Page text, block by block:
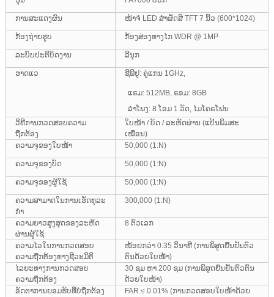
ການສະແດງຜົນ ໜ້າຈໍ LED ສຳຜັດສີ TFT 7 ນິ້ວ (600*1024)
ກ້ອງຖ່າຍຮູບ ກ້ອງສ່ອງທາງໄກ WDR @ 1MP
ລະບົບປະຕິບັດງານ ລີນຸກ
ຮາດແວ ຊີພີຢູ: ຄູ່ແກນ 1GHz,
ແຣມ: 512MB, ຣອມ: 8GB
ລຳໂພງ: 8 ໂອມ 1 ວັດ, ໄມໂຄຣໂຟນ
ວິທີການກວດສອບຄວາມ
ຖືກຕ້ອງ
ໃບໜ້າ / ບັດ / ລະຫັດຜ່ານ (ແປ້ນພິມສະ
ເໝືອນ)
ຄວາມຈຸຂອງໃບໜ້າ
50,000 (1:N)
ຄວາມຈຸຂອງບັດ 50,000 (1:N)
ຄວາມຈຸຂອງຜູ້ໃຊ້ 50,000 (1:N)
ຄວາມສາມາດໃນການເຮັດທຸລະ
ກຳ
300,000 (1:N)
ຄວາມຍາວສູງສຸດຂອງລະຫັດ
ຜ່ານຜູ້ໃຊ້
8 ຕົວເລກ
ຄວາມໄວໃນການກວດສອບ
ຄວາມຖືກຕ້ອງທາງຊີວະມິຕິ
ໜ້ອຍກວ່າ 0.35 ວິນາທີ (ການພິສູດຢືນຢັນຕົວ
ຕົນດ້ວຍໃບໜ້າ)
ໄລຍະທາງການກວດສອບ
ຄວາມຖືກຕ້ອງ
30 ຊມ ຫາ 200 ຊມ (ການພິສູດຢືນຢັນຕົວຕົນ
ດ້ວຍໃບໜ້າ)
ອັດຕາການຍອມຮັບທີ່ບໍ່ຖືກຕ້ອງ
FAR ≤ 0.01% (ການກວດສອບໃບໜ້າດ້ວຍ